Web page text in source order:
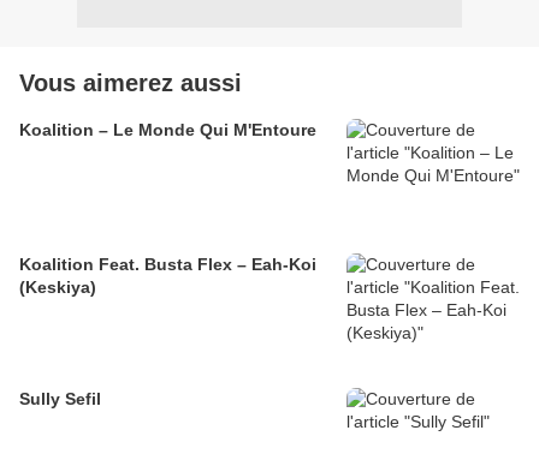
Vous aimerez aussi
Koalition – Le Monde Qui M'Entoure
Koalition Feat. Busta Flex – Eah-Koi
(Keskiya)
Sully Sefil